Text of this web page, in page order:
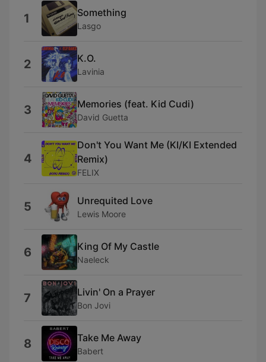
1 Something
Lasgo
2 K.O.
Lavinia
3 Memories (feat. Kid Cudi)
David Guetta
4
Don't You Want Me (KI/KI Extended
Remix)
FELIX
5 Unrequited Love
Lewis Moore
6 King Of My Castle
Naeleck
7 Livin' On a Prayer
Bon Jovi
8 Take Me Away
Babert